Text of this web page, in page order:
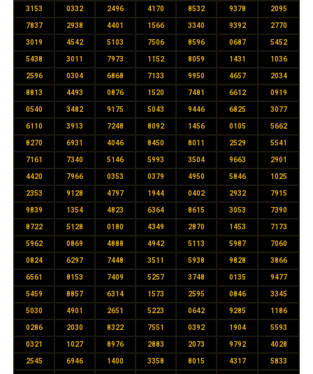
3153 0332 2496 4170 8532 9378 2095
7837 2938 4401 1566 3340 9392 2770
3019 4542 5103 7506 8596 0687 5452
5438 3011 7973 1152 8059 1431 1036
2596 0304 6868 7133 9950 4657 2034
8813 4493 0876 1520 7481 6612 0919
0540 3482 9175 5043 9446 6825 3077
6110 3913 7248 8092 1456 0105 5662
8270 6931 4046 8450 8011 2529 5541
7161 7340 5146 5993 3504 9663 2901
4420 7966 0353 0379 4950 5846 1025
2353 9128 4797 1944 0402 2932 7915
9839 1354 4823 6364 8615 3053 7390
8722 5128 0180 4349 2870 1453 7173
5962 0869 4888 4942 5113 5987 7060
0824 6297 7448 3511 5938 9828 3866
6561 8153 7409 5257 3748 0135 9477
5459 8857 6314 1573 2595 0846 3345
5030 4901 2651 5223 0642 9285 1186
0286 2030 8322 7551 0392 1904 5593
0321 1027 8976 2883 2073 9792 4028
2545 6946 1400 3358 8015 4317 5833